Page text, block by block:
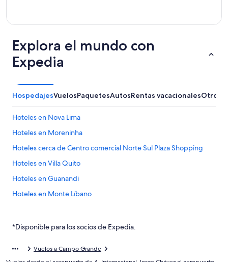
Explora el mundo con
Expedia
HospedajesVuelosPaquetesAutosRentas vacacionalesOtros
Hoteles en Nova Lima
Hoteles en Moreninha
Hoteles cerca de Centro comercial Norte Sul Plaza Shopping
Hoteles en Villa Quito
Hoteles en Guanandi
Hoteles en Monte Líbano
Hoteles en Nova São Bento
Hoteles en Vila Nasser
*Disponible para los socios de Expedia.
Vuelos a Campo Grande